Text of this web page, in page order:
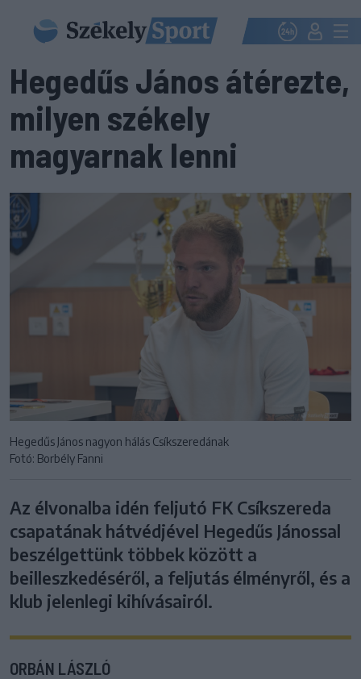
Hegedűs János átérezte,
milyen székely
magyarnak lenni
Hegedűs János nagyon hálás Csíkszeredának
Fotó: Borbély Fanni
Az élvonalba idén feljutó FK Csíkszereda
csapatának hátvédjével Hegedűs Jánossal
beszélgettünk többek között a
beilleszkedéséről, a feljutás élményről, és a
klub jelenlegi kihívásairól.
ORBÁN LÁSZLÓ